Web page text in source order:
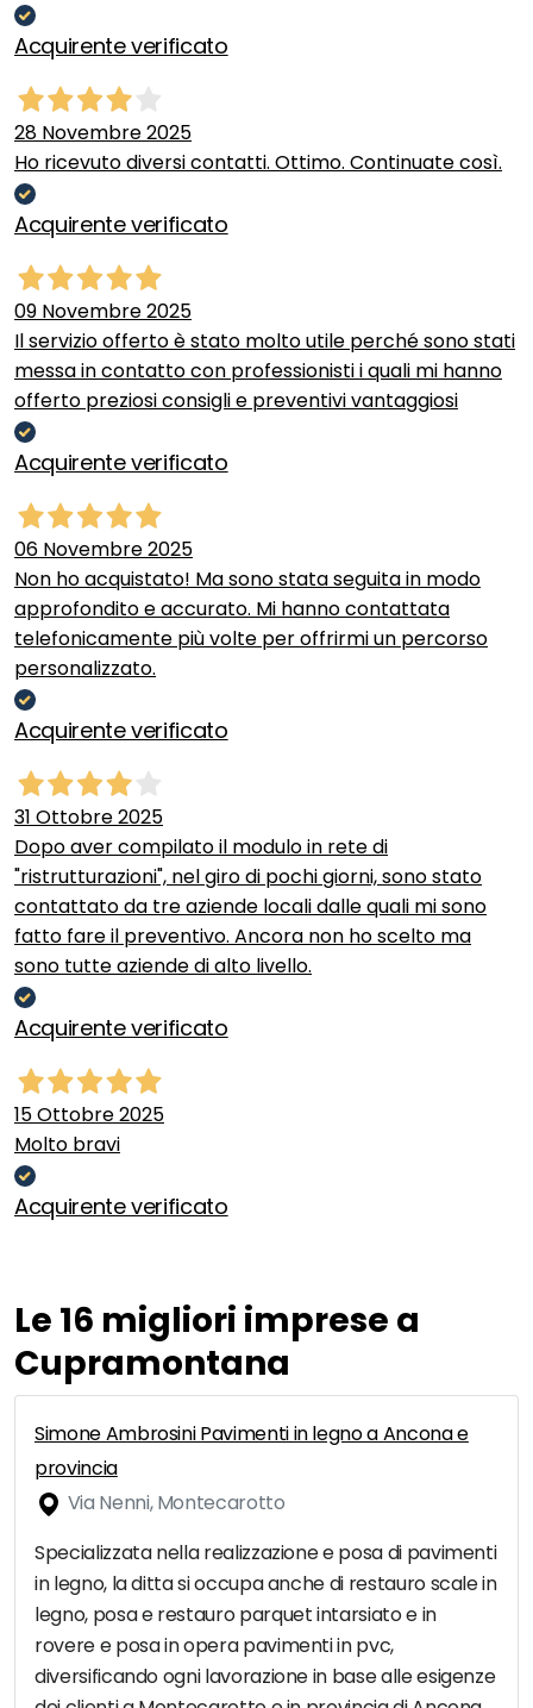
Acquirente verificato
28 Novembre 2025
Ho ricevuto diversi contatti. Ottimo. Continuate così.
Acquirente verificato
09 Novembre 2025
Il servizio offerto è stato molto utile perché sono stati
messa in contatto con professionisti i quali mi hanno
offerto preziosi consigli e preventivi vantaggiosi
Acquirente verificato
06 Novembre 2025
Non ho acquistato! Ma sono stata seguita in modo
approfondito e accurato. Mi hanno contattata
telefonicamente più volte per offrirmi un percorso
personalizzato.
Acquirente verificato
31 Ottobre 2025
Dopo aver compilato il modulo in rete di
"ristrutturazioni", nel giro di pochi giorni, sono stato
contattato da tre aziende locali dalle quali mi sono
fatto fare il preventivo. Ancora non ho scelto ma
sono tutte aziende di alto livello.
Acquirente verificato
15 Ottobre 2025
Molto bravi
Acquirente verificato
Le 16 migliori imprese a
Cupramontana
Simone Ambrosini Pavimenti in legno a Ancona e
provincia
Via Nenni, Montecarotto
Specializzata nella realizzazione e posa di pavimenti
in legno, la ditta si occupa anche di restauro scale in
legno, posa e restauro parquet intarsiato e in
rovere e posa in opera pavimenti in pvc,
diversificando ogni lavorazione in base alle esigenze